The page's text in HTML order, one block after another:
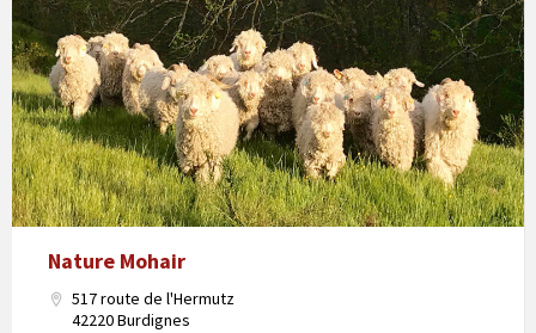
Nature Mohair
517 route de l'Hermutz
42220 Burdignes